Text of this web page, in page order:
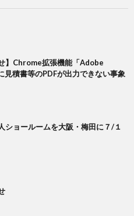
】Chrome拡張機能「Adobe
積書等のPDFが出力できない事象
ショールームを大阪・梅田に７/１